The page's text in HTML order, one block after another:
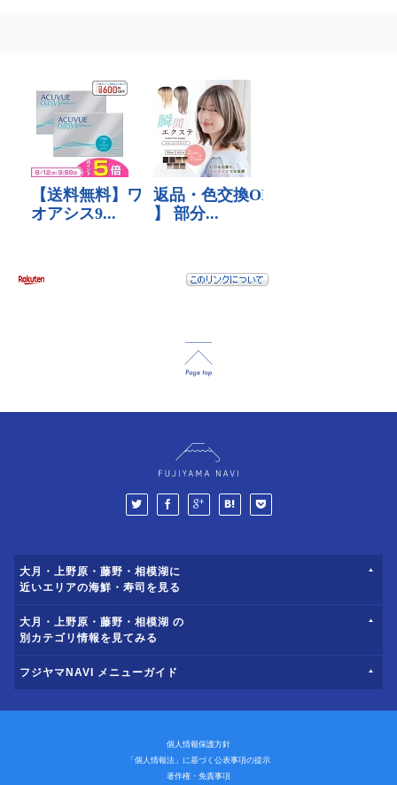
大月・上野原・藤野・相模湖に
近いエリアの海鮮・寿司を見る
大月・上野原・藤野・相模湖 の
別カテゴリ情報を見てみる
フジヤマNAVI メニューガイド
個人情報保護方針
「個人情報法」に基づく公表事項の提示
著作権・免責事項